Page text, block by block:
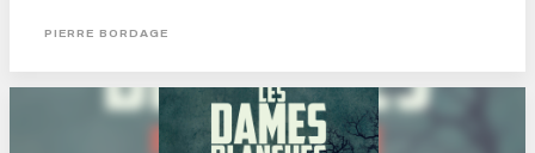
on se demande également comment on pourrait réagir dans cette situation....
PIERRE BORDAGE